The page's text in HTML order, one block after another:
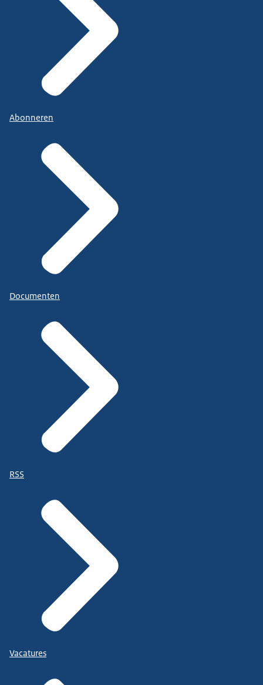
Abonneren
Documenten
RSS
Vacatures